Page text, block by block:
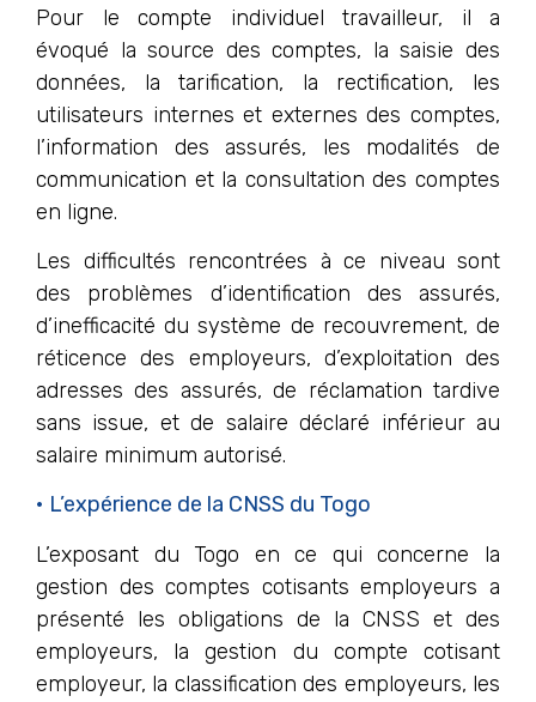
Pour le compte individuel travailleur, il a
évoqué la source des comptes, la saisie des
données, la tarification, la rectification, les
utilisateurs internes et externes des comptes,
l’information des assurés, les modalités de
communication et la consultation des comptes
en ligne.
Les difficultés rencontrées à ce niveau sont
des problèmes d’identification des assurés,
d’inefficacité du système de recouvrement, de
réticence des employeurs, d’exploitation des
adresses des assurés, de réclamation tardive
sans issue, et de salaire déclaré inférieur au
salaire minimum autorisé.
• L’expérience de la CNSS du Togo
L’exposant du Togo en ce qui concerne la
gestion des comptes cotisants employeurs a
présenté les obligations de la CNSS et des
employeurs, la gestion du compte cotisant
employeur, la classification des employeurs, les